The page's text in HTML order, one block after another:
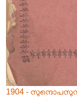
1904 - സുന്ദൊപസുന്ദ